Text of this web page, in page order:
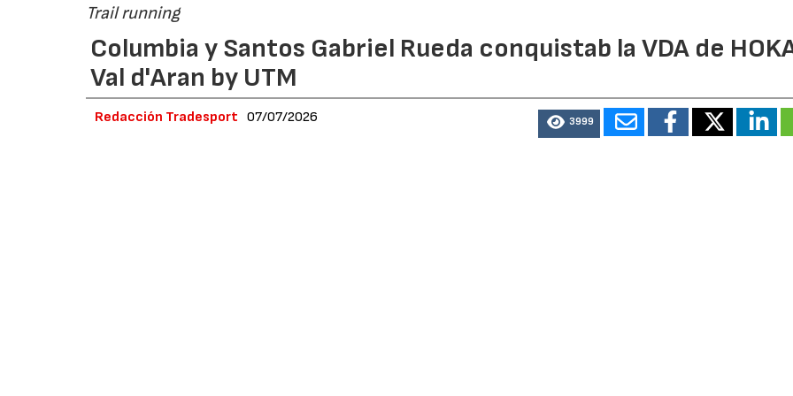
Trail running
Columbia y Santos Gabriel Rueda conquistab la VDA de
Val d'Aran by UTM
Redacción Tradesport 07/07/2026 3999